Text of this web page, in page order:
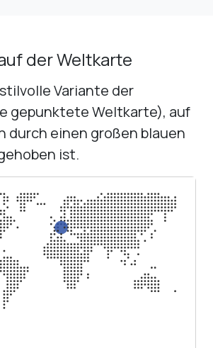
der Weltkarte
Variante der
gepunktete Weltkarte), auf
durch einen großen blauen
ist.